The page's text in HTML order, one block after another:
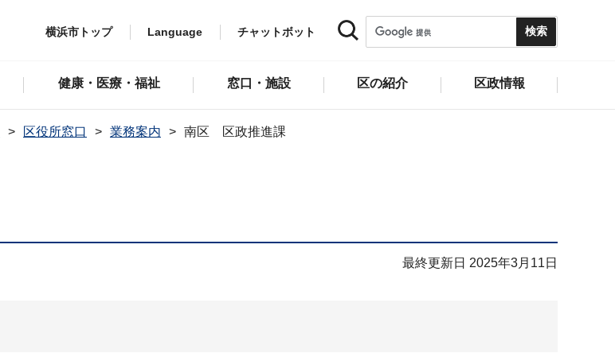
横浜市トップ Language チャットボット
健康・医療・福祉 窓口・施設 区の紹介 区政情報
区役所窓口 業務案内 南区 区政推進課
最終更新日 2025年3月11日